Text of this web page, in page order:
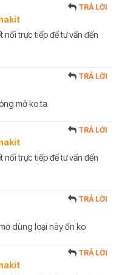
TRẢ LỜI
trực tiếp để tư vấn đến
TRẢ LỜI
mở ko ta
TRẢ LỜI
trực tiếp để tư vấn đến
TRẢ LỜI
dùng loại này ổn ko
TRẢ LỜI